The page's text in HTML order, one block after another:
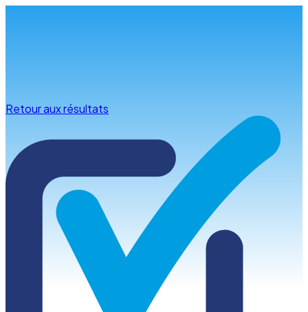
Retour aux résultats